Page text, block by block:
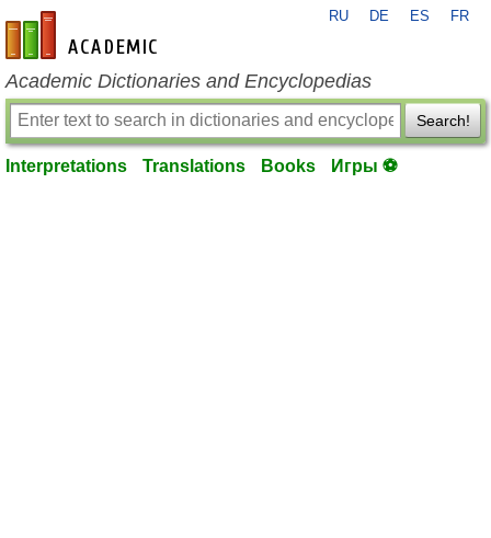
en-academic.com
RU DE ES FR
Academic Dictionaries and Encyclopedias
Search!
Interpretations Translations Books Игры ⚽